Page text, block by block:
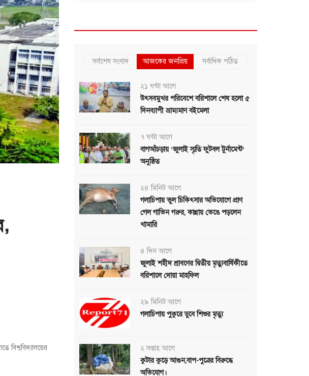
বিশ্ববিদ্যালয়ের
সর্বশেষ সংবাদ আজকের জনপ্রিয় সর্বাধিক পঠিত
২১ ঘন্টা আগে
উৎসবমুখর পরিবেশে বরিশালে শেষ হলো ৫
দিনব্যাপী ভ্রাম্যমাণ বইমেলা
৭ ঘন্টা আগে
বাগআঁচড়ায় ‘জুলাই স্মৃতি ফুটবল টুর্নামেন্ট’
অনুষ্ঠিত
২৪ মিনিট আগে
গলাচিপায় ভুল চিকিৎসার অভিযোগে প্রাণ
গেল গাভিন গরুর, কান্নায় ভেঙে পড়লেন
খামারি
৪ দিন আগে
জুলাই শহীদ শ্রাবণের দ্বিতীয় মৃত্যুবার্ষিকীতে
বরিশালে দোয়া মাহফিল
২৯ মিনিট আগে
গলাচিপায় পুকুরে ডুবে শিশুর মৃত্যু
২ সপ্তাহ আগে
কুটার কুড়ে আগুন,বাপ-পুত্রের বিরুদ্ধে
অভিযোগ।